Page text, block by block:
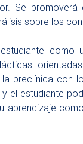
Se
sobre los
estudiante como
preclínica con
el estudiante
aprendizaje